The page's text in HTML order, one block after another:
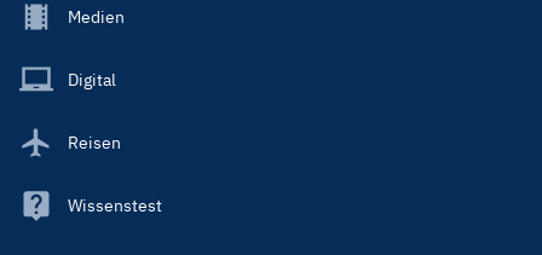
Footer
Main
Medien
Digital
Reisen
Wissenstest